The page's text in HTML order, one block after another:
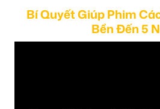
Bí Quyết Giúp Phim
Bền Đến 5